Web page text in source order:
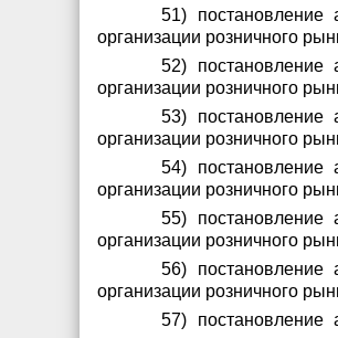
51)
организации розничного
52)
организации розничного
53)
организации розничного
54)
организации розничного
55)
организации розничного
56)
организации розничного
57)